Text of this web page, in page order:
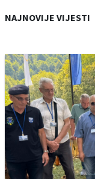
NAJNOVIJE VIJESTI